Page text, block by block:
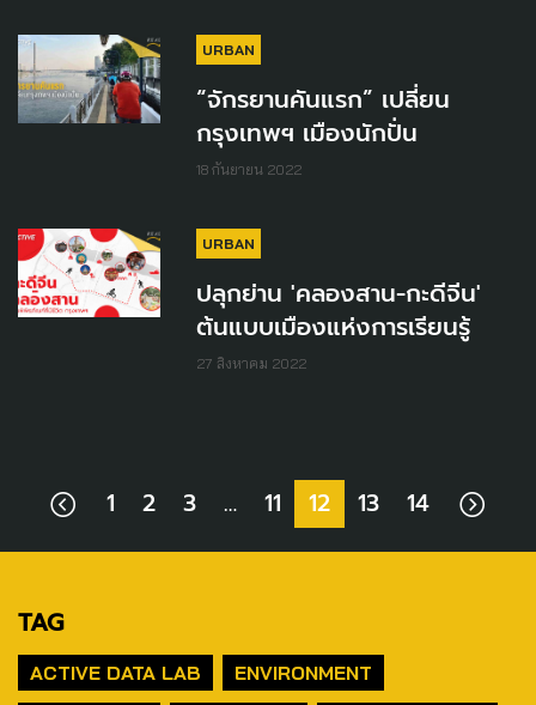
URBAN
“จักรยานคันแรก” เปลี่ยน
กรุงเทพฯ เมืองนักปั่น
18 กันยายน 2022
URBAN
ปลุกย่าน 'คลองสาน-กะดีจีน'
ต้นแบบเมืองแห่งการเรียนรู้
27 สิงหาคม 2022
1 2 3 … 11 12 13 14
TAG
ACTIVE DATA LAB
ENVIRONMENT